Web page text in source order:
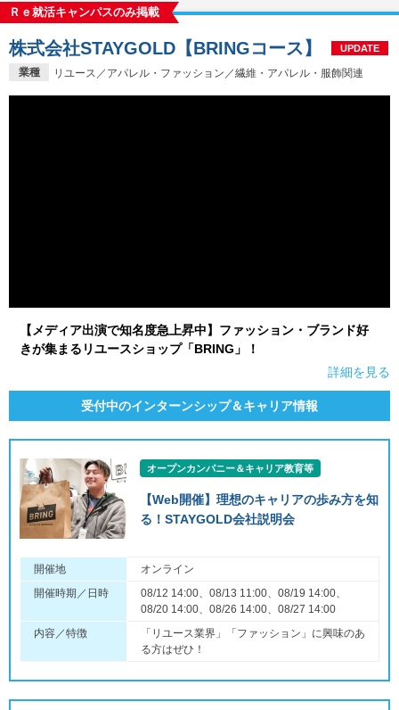
イベントを探す スカウト お知らせ
就活ノウハウ・サポート
Ｒｅ就活キャンパスのみ掲載
業種 リユース／アパレル・ファッション／繊維・アパレル・服飾関連
株式会社STAYGOLD【BRINGコース】 UPDATE
【メディア出演で知名度急上昇中】ファッション・ブランド好
きが集まるリユースショップ「BRING」！
詳細を見る
受付中のインターンシップ＆キャリア情報
オープンカンパニー＆キャリア教育等
【Web開催】理想のキャリアの歩み方を知
る！STAYGOLD会社説明会
開催地
オンライン
開催時期／日時
08/12 14:00、08/13 11:00、08/19 14:00、
08/20 14:00、08/26 14:00、08/27 14:00
内容／特徴
「リユース業界」「ファッション」に興味のあ
る方はぜひ！